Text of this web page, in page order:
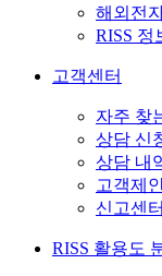
해외전
RISS 정
고객센터
자주 찾
상담 신
상담 내
고객제
신고센터
RISS 활용도